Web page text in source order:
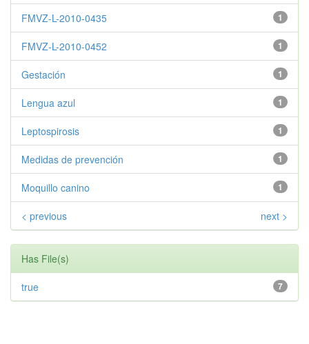
1
FMVZ-L-2010-0435
1
FMVZ-L-2010-0452
1
Gestación
1
Lengua azul
1
Leptospirosis
1
Medidas de prevención
1
Moquillo canino
< previous next >
Has File(s)
7
true